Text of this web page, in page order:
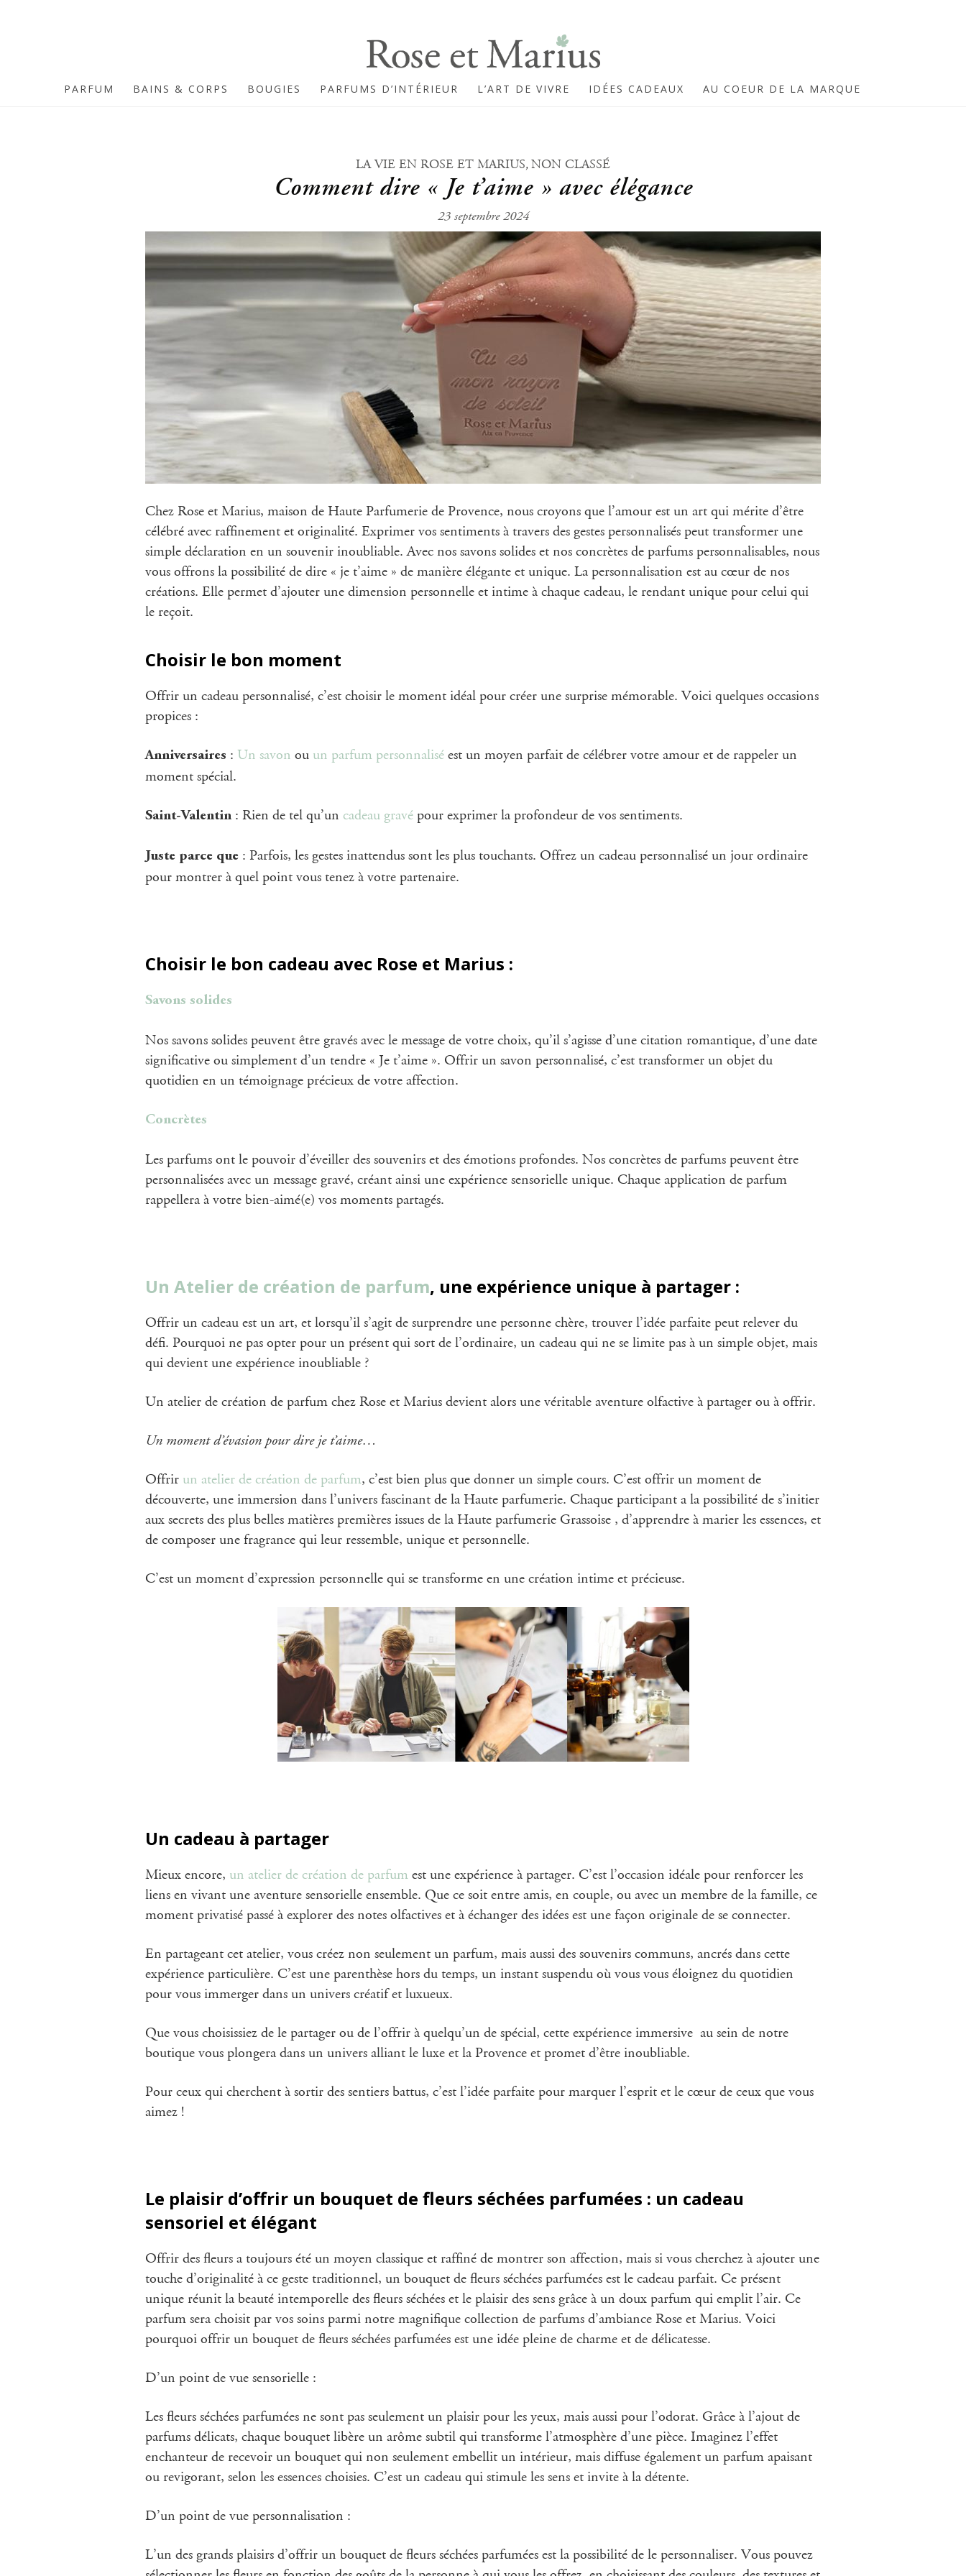
PARFUM BAINS & CORPS BOUGIES PARFUMS D’INTÉRIEUR L’ART DE VIVRE IDÉES CADEAUX AU COEUR DE LA MARQUE
LA VIE EN ROSE ET MARIUS, NON CLASSÉ
Comment dire « Je t’aime » avec élégance
23 septembre 2024
Chez Rose et Marius, maison de Haute Parfumerie de Provence, nous croyons que l’amour est un art qui mérite d’être
célébré avec raffinement et originalité. Exprimer vos sentiments à travers des gestes personnalisés peut transformer une
simple déclaration en un souvenir inoubliable. Avec nos savons solides et nos concrètes de parfums personnalisables, nous
vous offrons la possibilité de dire « je t’aime » de manière élégante et unique. La personnalisation est au cœur de nos
créations. Elle permet d’ajouter une dimension personnelle et intime à chaque cadeau, le rendant unique pour celui qui
le reçoit.
Choisir le bon moment
Offrir un cadeau personnalisé, c’est choisir le moment idéal pour créer une surprise mémorable. Voici quelques occasions
propices :
Anniversaires : Un savon ou un parfum personnalisé est un moyen parfait de célébrer votre amour et de rappeler un
moment spécial.
Saint-Valentin : Rien de tel qu’un cadeau gravé pour exprimer la profondeur de vos sentiments.
Juste parce que : Parfois, les gestes inattendus sont les plus touchants. Offrez un cadeau personnalisé un jour ordinaire
pour montrer à quel point vous tenez à votre partenaire.
Choisir le bon cadeau avec Rose et Marius :
Savons solides
Nos savons solides peuvent être gravés avec le message de votre choix, qu’il s’agisse d’une citation romantique, d’une date
significative ou simplement d’un tendre « Je t’aime ». Offrir un savon personnalisé, c’est transformer un objet du
quotidien en un témoignage précieux de votre affection.
Concrètes
Les parfums ont le pouvoir d’éveiller des souvenirs et des émotions profondes. Nos concrètes de parfums peuvent être
personnalisées avec un message gravé, créant ainsi une expérience sensorielle unique. Chaque application de parfum
rappellera à votre bien-aimé(e) vos moments partagés.
Un Atelier de création de parfum, une expérience unique à partager :
Offrir un cadeau est un art, et lorsqu’il s’agit de surprendre une personne chère, trouver l’idée parfaite peut relever du
défi. Pourquoi ne pas opter pour un présent qui sort de l’ordinaire, un cadeau qui ne se limite pas à un simple objet, mais
qui devient une expérience inoubliable ?
Un atelier de création de parfum chez Rose et Marius devient alors une véritable aventure olfactive à partager ou à offrir.
Un moment d’évasion pour dire je t’aime…
Offrir un atelier de création de parfum, c’est bien plus que donner un simple cours. C’est offrir un moment de
découverte, une immersion dans l’univers fascinant de la Haute parfumerie. Chaque participant a la possibilité de s’initier
aux secrets des plus belles matières premières issues de la Haute parfumerie Grassoise , d’apprendre à marier les essences, et
de composer une fragrance qui leur ressemble, unique et personnelle.
C’est un moment d’expression personnelle qui se transforme en une création intime et précieuse.
Un cadeau à partager
Mieux encore, un atelier de création de parfum est une expérience à partager. C’est l’occasion idéale pour renforcer les
liens en vivant une aventure sensorielle ensemble. Que ce soit entre amis, en couple, ou avec un membre de la famille, ce
moment privatisé passé à explorer des notes olfactives et à échanger des idées est une façon originale de se connecter.
En partageant cet atelier, vous créez non seulement un parfum, mais aussi des souvenirs communs, ancrés dans cette
expérience particulière. C’est une parenthèse hors du temps, un instant suspendu où vous vous éloignez du quotidien
pour vous immerger dans un univers créatif et luxueux.
Que vous choisissiez de le partager ou de l’offrir à quelqu’un de spécial, cette expérience immersive au sein de notre
boutique vous plongera dans un univers alliant le luxe et la Provence et promet d’être inoubliable.
Pour ceux qui cherchent à sortir des sentiers battus, c’est l’idée parfaite pour marquer l’esprit et le cœur de ceux que vous
aimez !
Le plaisir d’offrir un bouquet de fleurs séchées parfumées : un cadeau
sensoriel et élégant
Offrir des fleurs a toujours été un moyen classique et raffiné de montrer son affection, mais si vous cherchez à ajouter une
touche d’originalité à ce geste traditionnel, un bouquet de fleurs séchées parfumées est le cadeau parfait. Ce présent
unique réunit la beauté intemporelle des fleurs séchées et le plaisir des sens grâce à un doux parfum qui emplit l’air. Ce
parfum sera choisit par vos soins parmi notre magnifique collection de parfums d’ambiance Rose et Marius. Voici
pourquoi offrir un bouquet de fleurs séchées parfumées est une idée pleine de charme et de délicatesse.
D’un point de vue sensorielle :
Les fleurs séchées parfumées ne sont pas seulement un plaisir pour les yeux, mais aussi pour l’odorat. Grâce à l’ajout de
parfums délicats, chaque bouquet libère un arôme subtil qui transforme l’atmosphère d’une pièce. Imaginez l’effet
enchanteur de recevoir un bouquet qui non seulement embellit un intérieur, mais diffuse également un parfum apaisant
ou revigorant, selon les essences choisies. C’est un cadeau qui stimule les sens et invite à la détente.
D’un point de vue personnalisation :
L’un des grands plaisirs d’offrir un bouquet de fleurs séchées parfumées est la possibilité de le personnaliser. Vous pouvez